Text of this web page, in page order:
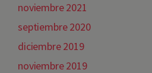
noviembre 2021
septiembre 2020
diciembre 2019
noviembre 2019